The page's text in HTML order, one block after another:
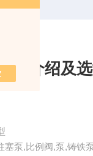
类介绍及
塞泵,比例阀,泵,铸铁